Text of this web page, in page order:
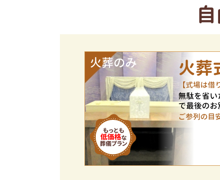
火葬のみ 火葬
【式場は
無駄を省
で最後の
ご参列の目